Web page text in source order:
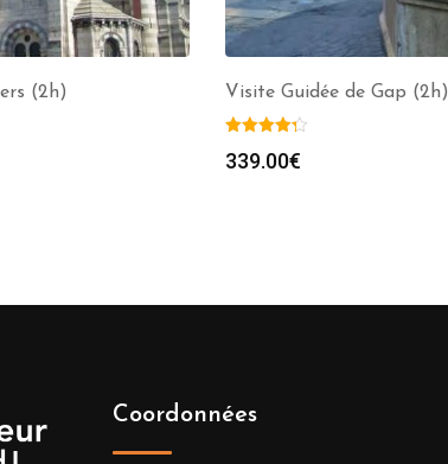
(2h) Visite Guidée de Gap (2h)
339.00€
Coordonnées